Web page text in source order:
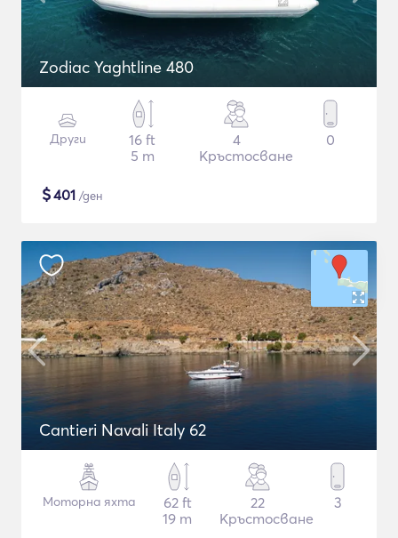
Zodiac Yaghtline 480
Други
16 ft
5 m
4
Кръстосване
0
$401 /ден
Cantieri Navali Italy 62
Моторна яхта
62 ft
19 m
22
Кръстосване
3